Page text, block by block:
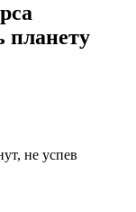
планету
не успев